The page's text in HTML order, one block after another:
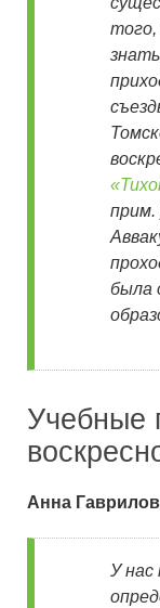
прим.
была
Учебные
Анна
У нас